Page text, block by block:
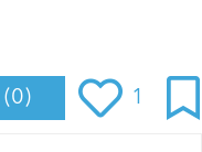
(0) 1